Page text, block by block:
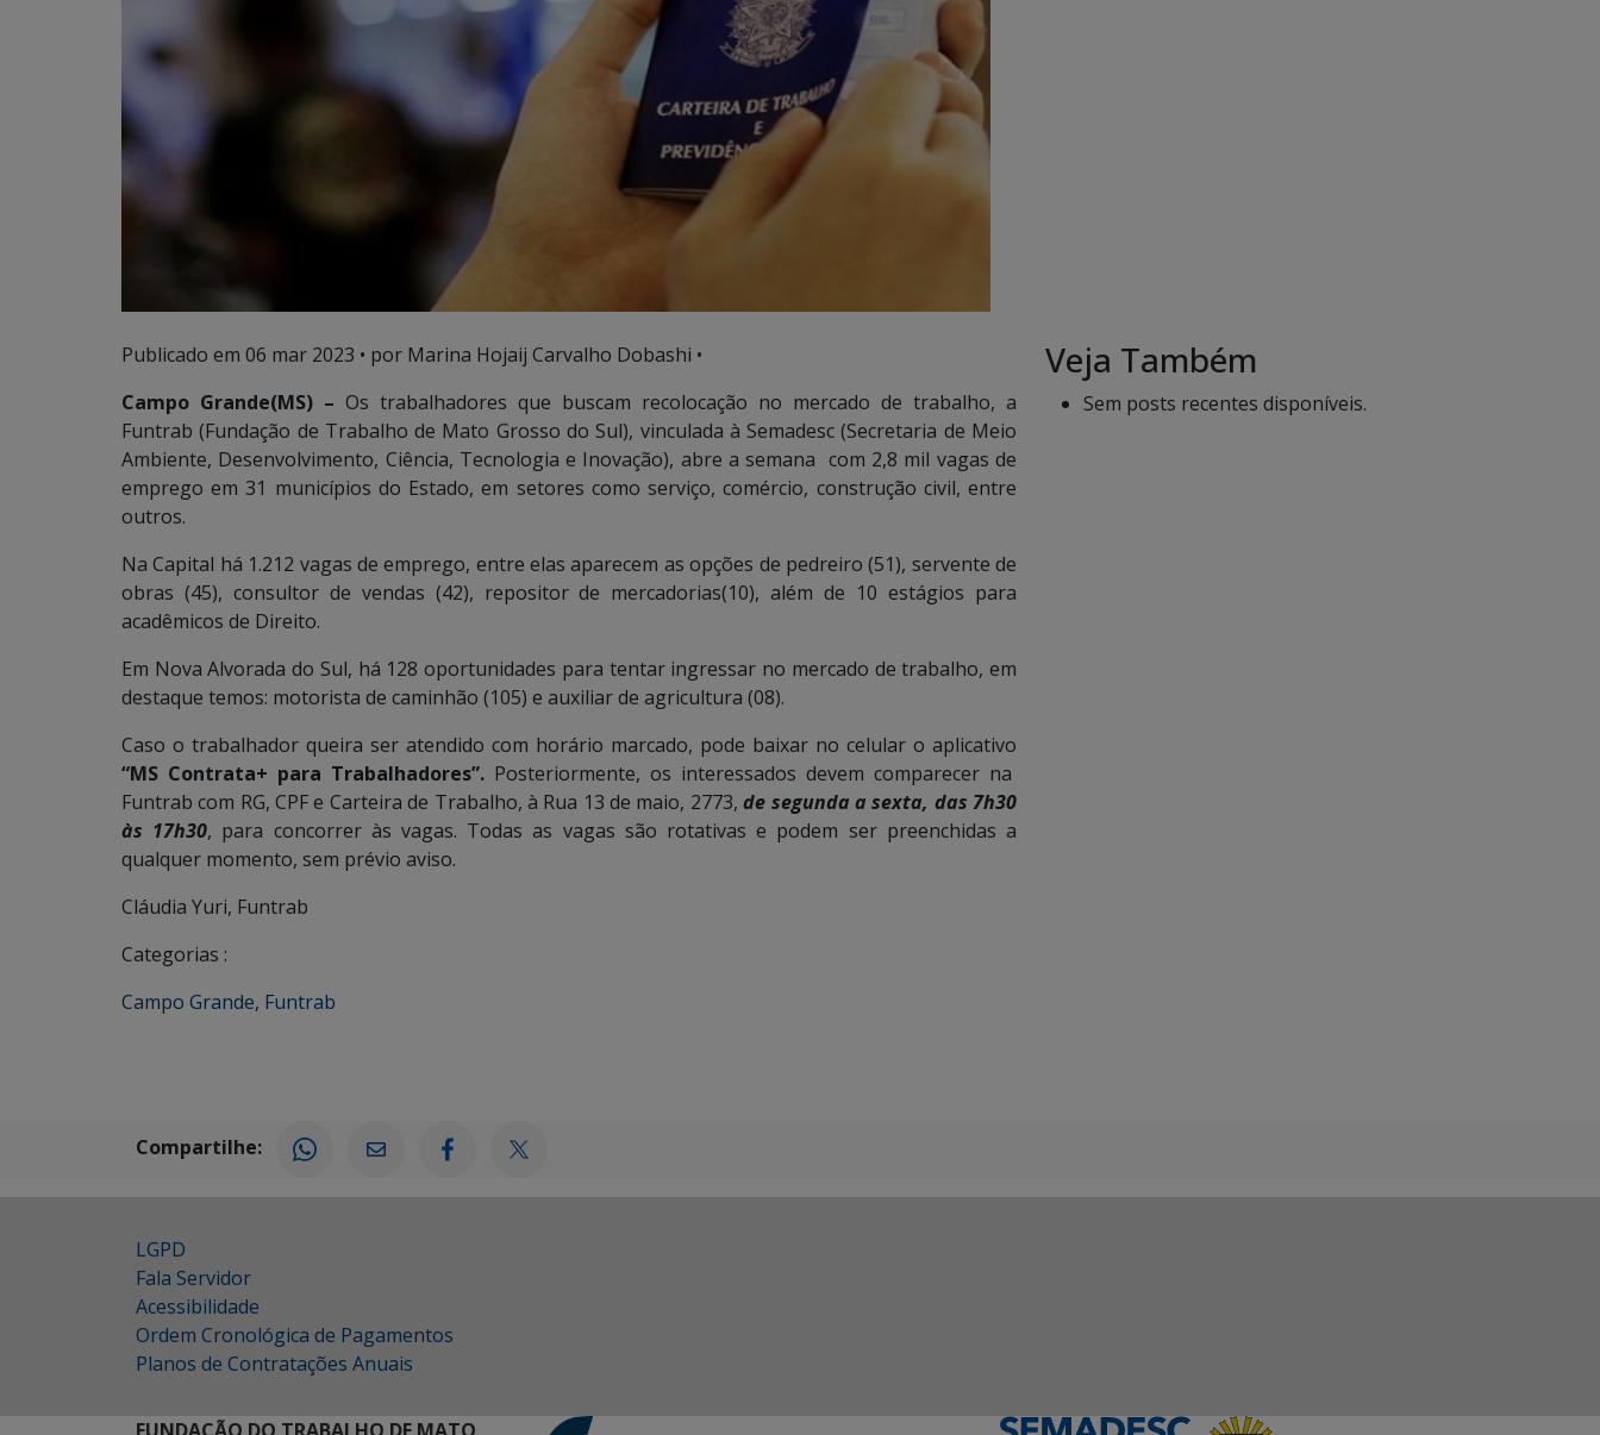
Publicado em 06 mar 2023 • por Marina Hojaij Carvalho Dobashi •
Campo Grande(MS) – Os trabalhadores que buscam recolocação no mercado de trabalho, a
Funtrab (Fundação de Trabalho de Mato Grosso do Sul), vinculada à Semadesc (Secretaria de Meio
Ambiente, Desenvolvimento, Ciência, Tecnologia e Inovação), abre a semana com 2,8 mil vagas de
emprego em 31 municípios do Estado, em setores como serviço, comércio, construção civil, entre
outros.
Na Capital há 1.212 vagas de emprego, entre elas aparecem as opções de pedreiro (51), servente de
obras (45), consultor de vendas (42), repositor de mercadorias(10), além de 10 estágios para
acadêmicos de Direito.
Em Nova Alvorada do Sul, há 128 oportunidades para tentar ingressar no mercado de trabalho, em
destaque temos: motorista de caminhão (105) e auxiliar de agricultura (08).
Caso o trabalhador queira ser atendido com horário marcado, pode baixar no celular o aplicativo
“MS Contrata+ para Trabalhadores”. Posteriormente, os interessados devem comparecer na
Funtrab com RG, CPF e Carteira de Trabalho, à Rua 13 de maio, 2773,de segunda a sexta, das 7h30
às 17h30, para concorrer às vagas. Todas as vagas são rotativas e podem ser preenchidas a
qualquer momento, sem prévio aviso.
Cláudia Yuri, Funtrab
Categorias :
Campo Grande, Funtrab
Veja Também
Sem posts recentes disponíveis.
Compartilhe:
LGPD
Fala Servidor
Acessibilidade
Ordem Cronológica de Pagamentos
Planos de Contratações Anuais